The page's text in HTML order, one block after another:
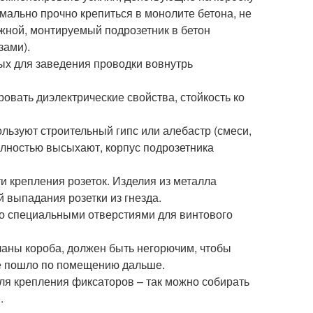
прочно крепиться в монолите бетона, не
монтируемый подрозетник в бетон
для заведения проводки вовнутрь
диэлектрические свойства, стойкость ко
строительный гипс или алебастр (смеси,
высыхают, корпус подрозетника
розеток. Изделия из металла
розетки из гнезда.
специальными отверстиями для винтового
короба, должен быть негорючим, чтобы
пошло по помещению дальше.
фиксаторов – так можно собирать